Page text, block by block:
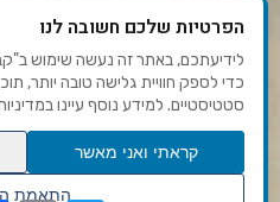
תנאי שימוש
פנו
הצהרת
הפרטיות שלכם חשובה לנו
כדי לספק חוויית גלישה טובה יותר,
סטטיסטיים. למידע נוסף עיינו
קראתי ואני מאשר
התאמת